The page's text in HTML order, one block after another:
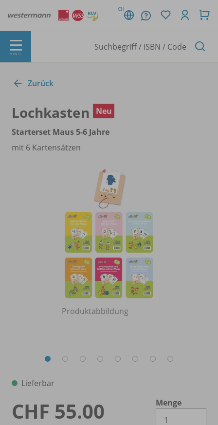
CH
MENÜ
Zurück
Lochkasten
Neu
Starterset Maus 5-6 Jahre
mit 6 Kartensätzen
Produktabbildung
Lieferbar
CHF 55.00
Menge